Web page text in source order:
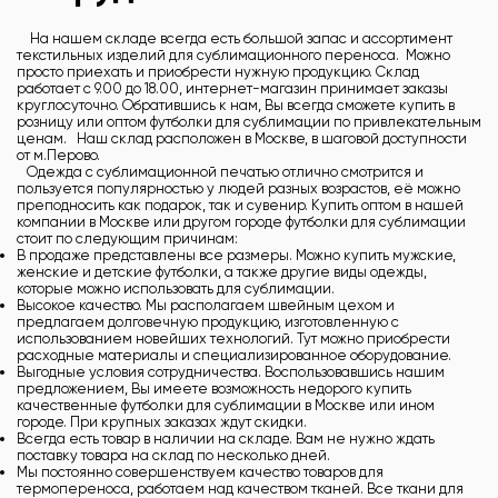
На нашем складе всегда есть большой запас и ассортимент
текстильных изделий для сублимационного переноса. Можно
просто приехать и приобрести нужную продукцию. Склад
работает с 9.00 до 18.00, интернет-магазин принимает заказы
круглосуточно. Обратившись к нам, Вы всегда сможете купить в
розницу или оптом футболки для сублимации по привлекательным
ценам. Наш склад расположен в Москве, в шаговой доступности
от м.Перово.
Одежда с сублимационной печатью отлично смотрится и
пользуется популярностью у людей разных возрастов, её можно
преподносить как подарок, так и сувенир. Купить оптом в нашей
компании в Москве или другом городе футболки для сублимации
стоит по следующим причинам:
В продаже представлены все размеры. Можно купить мужские,
женские и детские футболки, а также другие виды одежды,
которые можно использовать для сублимации.
Высокое качество. Мы располагаем швейным цехом и
предлагаем долговечную продукцию, изготовленную с
использованием новейших технологий. Тут можно приобрести
расходные материалы и специализированное оборудование.
Выгодные условия сотрудничества. Воспользовавшись нашим
предложением, Вы имеете возможность недорого купить
качественные футболки для сублимации в Москве или ином
городе. При крупных заказах ждут скидки.
Всегда есть товар в наличии на складе. Вам не нужно ждать
поставку товара на склад по несколько дней.
Мы постоянно совершенствуем качество товаров для
термопереноса, работаем над качеством тканей. Все ткани для